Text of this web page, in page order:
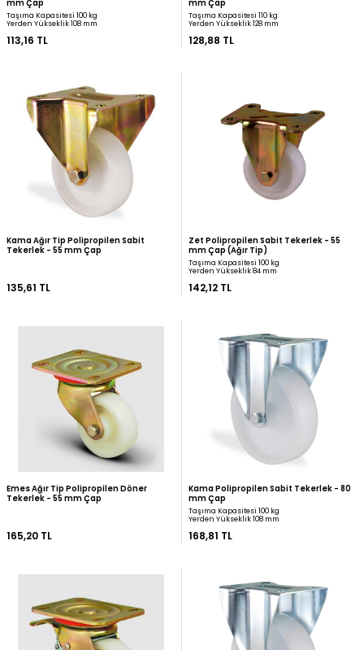
Emes Polipropilen Sabit Tekerlek - 80
mm Çap
Taşıma Kapasitesi 100 kg
Yerden Yükseklik 108 mm
113,16 TL
Taşıma Kapasitesi 110 kg
Yerden Yükseklik 128 mm
128,88 TL
Kama Ağır Tip Polipropilen Sabit
Tekerlek - 55 mm Çap
135,61 TL
Zet Polipropilen Sabit
mm Çap (Ağır Tip)
Taşıma Kapasitesi 100 kg
Yerden Yükseklik 84 mm
142,12 TL